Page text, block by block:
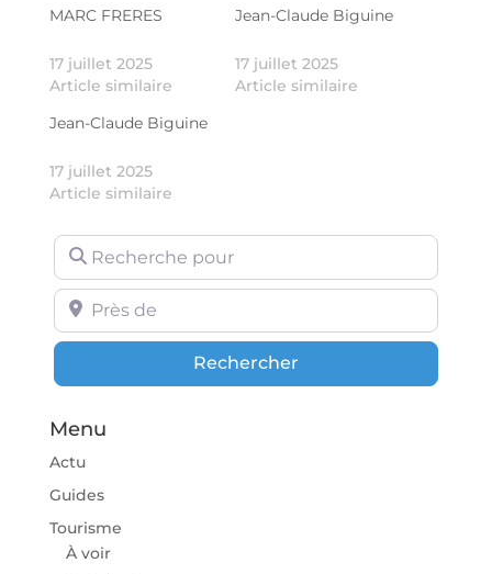
MARC FRERES
17 juillet 2025
Article similaire
Jean-Claude Biguine
17 juillet 2025
Article similaire
Jean-Claude Biguine
17 juillet 2025
Article similaire
Recherche pour
Près de
RechercherRechercher
Menu
Actu
Guides
Tourisme
À voir